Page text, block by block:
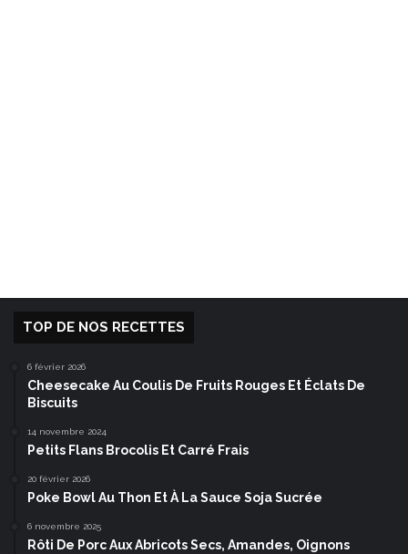
TOP DE NOS RECETTES
6 février 2026
Cheesecake Au Coulis De Fruits Rouges Et Éclats De
Biscuits
14 novembre 2024
Petits Flans Brocolis Et Carré Frais
20 février 2026
Poke Bowl Au Thon Et À La Sauce Soja Sucrée
6 novembre 2025
Rôti De Porc Aux Abricots Secs, Amandes, Oignons